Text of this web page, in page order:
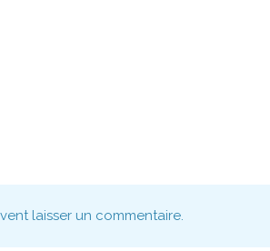
laisser un commentaire.